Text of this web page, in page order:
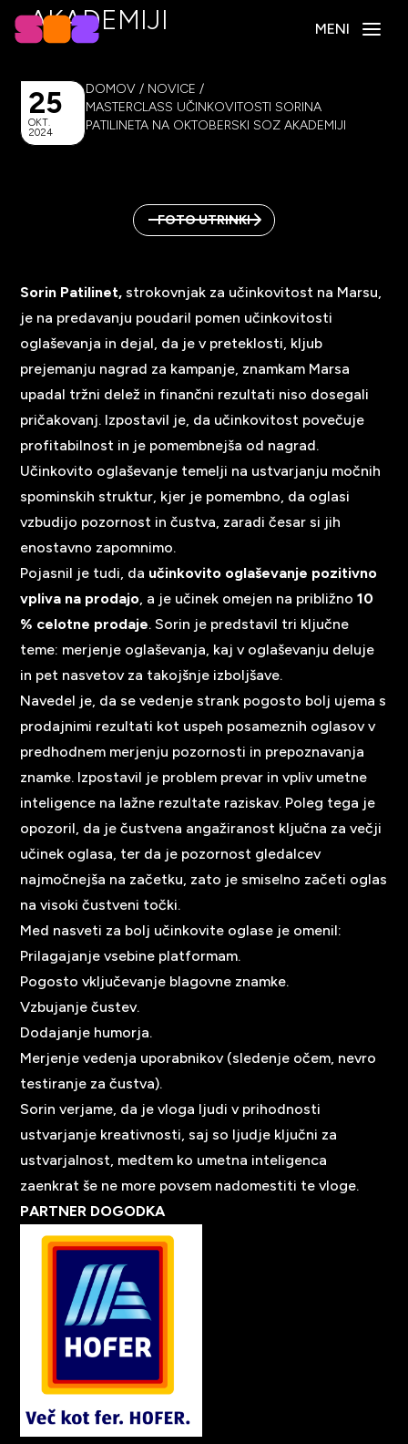
MENI
AKADEMIJI
25
OKT.
2024
DOMOV / NOVICE /
MASTERCLASS UČINKOVITOSTI SORINA
PATILINETA NA OKTOBERSKI SOZ AKADEMIJI
FOTO UTRINKI
Sorin Patilinet,strokovnjak za učinkovitost na Marsu,
je na predavanju poudaril pomen učinkovitosti
oglaševanja in dejal, da je v preteklosti, kljub
prejemanju nagrad za kampanje, znamkam Marsa
upadal tržni delež in finančni rezultati niso dosegali
pričakovanj. Izpostavil je, da učinkovitost povečuje
profitabilnost in je pomembnejša od nagrad.
Učinkovito oglaševanje temelji na ustvarjanju močnih
spominskih struktur, kjer je pomembno, da oglasi
vzbudijo pozornost in čustva, zaradi česar si jih
enostavno zapomnimo.
Pojasnil je tudi, da učinkovito oglaševanje pozitivno
vpliva na prodajo, a je učinek omejen na približno10
% celotne prodaje. Sorin je predstavil tri ključne
teme: merjenje oglaševanja, kaj v oglaševanju deluje
in pet nasvetov za takojšnje izboljšave.
Navedel je, da se vedenje strank pogosto bolj ujema s
prodajnimi rezultati kot uspeh posameznih oglasov v
predhodnem merjenju pozornosti in prepoznavanja
znamke. Izpostavil je problem prevar in vpliv umetne
inteligence na lažne rezultate raziskav. Poleg tega je
opozoril, da je čustvena angažiranost ključna za večji
učinek oglasa, ter da je pozornost gledalcev
najmočnejša na začetku, zato je smiselno začeti oglas
na visoki čustveni točki.
Med nasveti za bolj učinkovite oglase je omenil:
Prilagajanje vsebine platformam.
Pogosto vključevanje blagovne znamke.
Vzbujanje čustev.
Dodajanje humorja.
Merjenje vedenja uporabnikov (sledenje očem, nevro
testiranje za čustva).
Sorin verjame, da je vloga ljudi v prihodnosti
ustvarjanje kreativnosti, saj so ljudje ključni za
ustvarjalnost, medtem ko umetna inteligenca
zaenkrat še ne more povsem nadomestiti te vloge.
PARTNER DOGODKA